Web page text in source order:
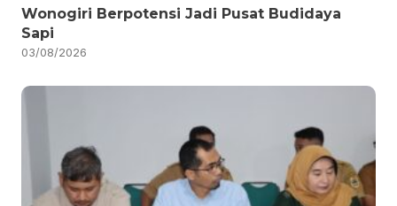
Wonogiri Berpotensi Jadi Pusat Budidaya
Sapi
03/08/2026